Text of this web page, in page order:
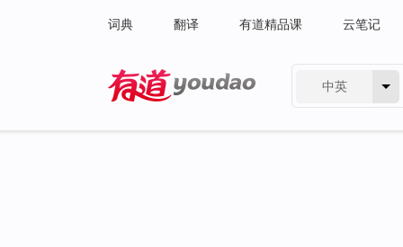
词典 翻译 有道精品课 云笔记
中英